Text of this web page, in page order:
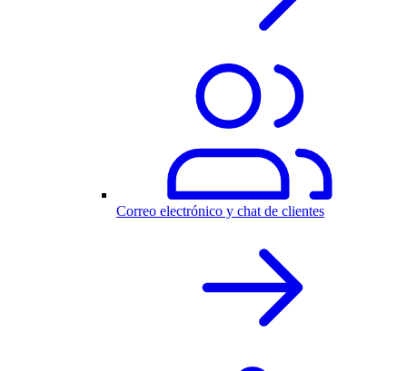
Correo electrónico y chat de clientes